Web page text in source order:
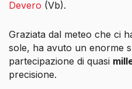
Devero (Vb).
Graziata dal meteo che ci
sole, ha avuto un enorme
partecipazione di quasi
precisione.